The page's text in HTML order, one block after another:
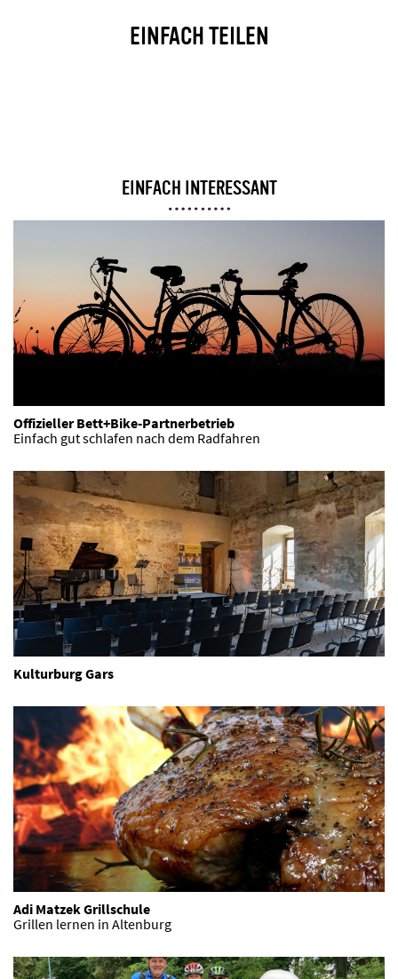
EINFACH TEILEN
EINFACH INTERESSANT
Offizieller Bett+Bike-Partnerbetrieb
Einfach gut schlafen nach dem Radfahren
Kulturburg Gars
Adi Matzek Grillschule
Grillen lernen in Altenburg